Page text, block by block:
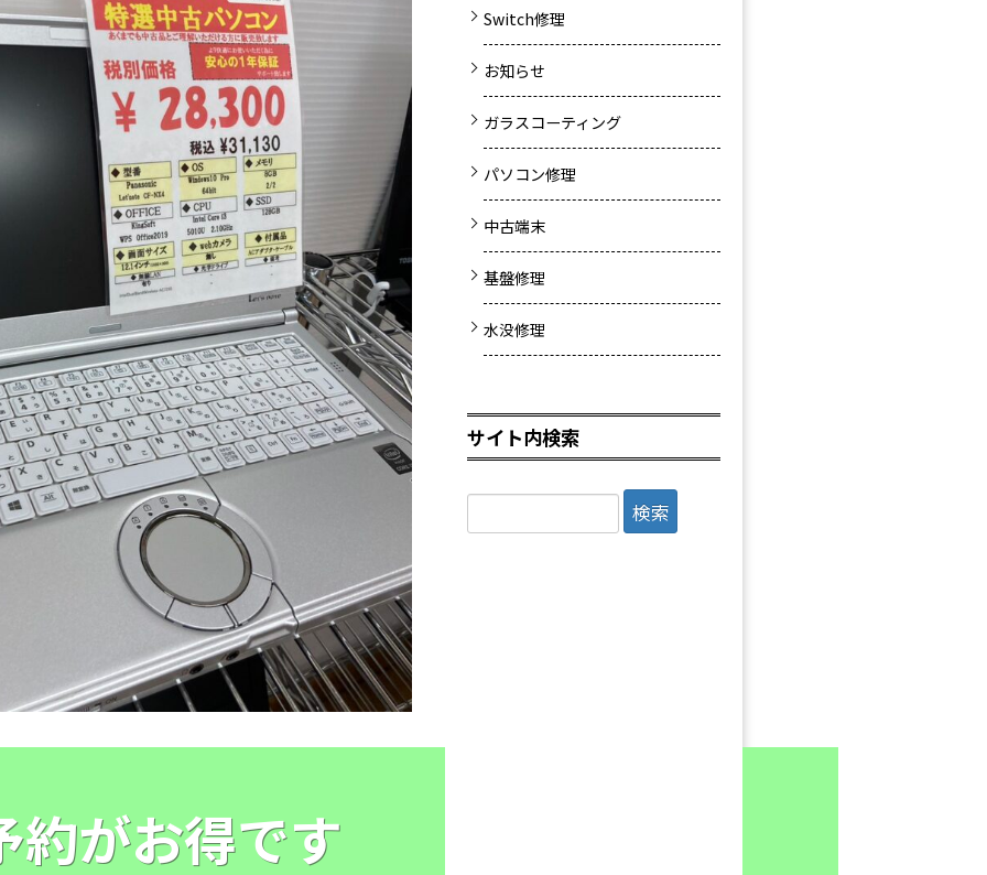
約がお得です
Switch修理
お知らせ
ガラスコーティング
パソコン修理
中古端末
基盤修理
水没修理
サイト内検索
検
索: